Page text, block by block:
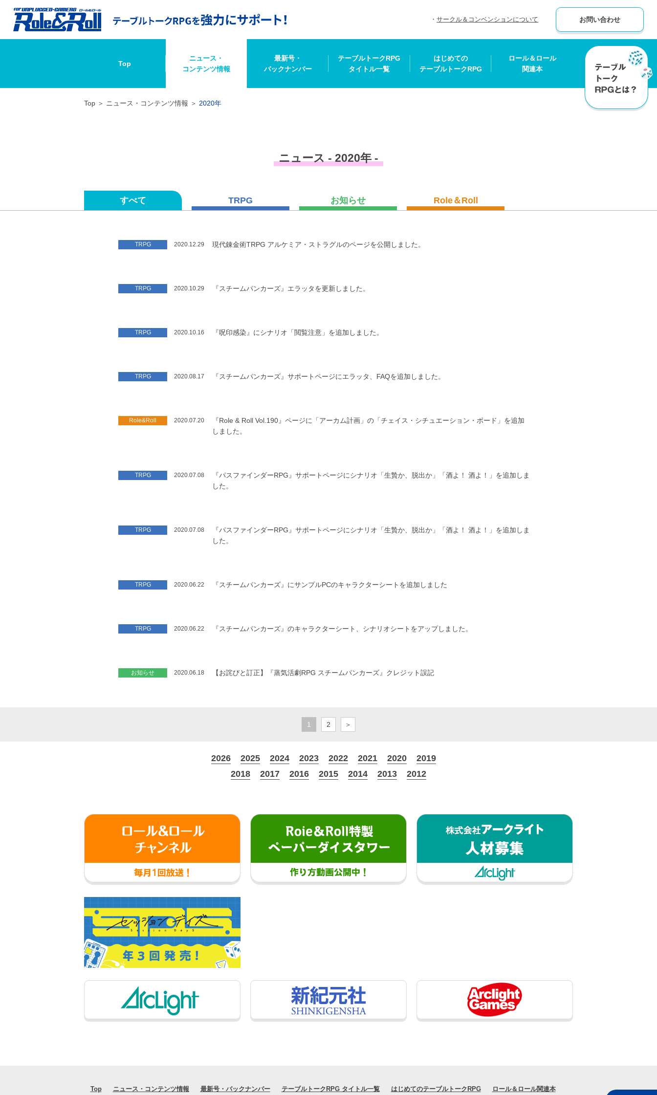
サークル＆コンベンションについて お問い合わせ
Top
ニュース・
コンテンツ情報
最新号・
バックナンバー
テーブルトークRPG
タイトル一覧
はじめての
テーブルトークRPG
ロール＆ロール
関連本
Top ニュース・コンテンツ情報 2020年
ニュース - 2020年 -
すべて TRPG お知らせ Role＆Roll
TRPG 2020.12.29 現代錬金術TRPG アルケミア・ストラグルのページを公開しました。
TRPG 2020.10.29 『スチームパンカーズ』エラッタを更新しました。
TRPG 2020.10.16 『呪印感染』にシナリオ「閲覧注意」を追加しました。
TRPG 2020.08.17 『スチームパンカーズ』サポートページにエラッタ、FAQを追加しました。
Role&Roll 2020.07.20
『Role & Roll Vol.190』ページに「アーカム計画」の「チェイス・シチュエーション・ボード」を追加
しました。
TRPG 2020.07.08
『パスファインダーRPG』サポートページにシナリオ「生贄か、脱出か」「酒よ！ 酒よ！」を追加しま
した。
TRPG 2020.07.08
『パスファインダーRPG』サポートページにシナリオ「生贄か、脱出か」「酒よ！ 酒よ！」を追加しま
した。
TRPG 2020.06.22 『スチームパンカーズ』にサンプルPCのキャラクターシートを追加しました
TRPG 2020.06.22 『スチームパンカーズ』のキャラクターシート、シナリオシートをアップしました。
お知らせ 2020.06.18 【お詫びと訂正】『蒸気活劇RPG スチームパンカーズ』クレジット誤記
1 2 ＞
2026 2025 2024 2023 2022 2021 2020
2019
2018
2017 2016 2015 2014 2013 2012
Top ニュース・コンテンツ情報 最新号・バックナンバー テーブルトークRPG タイトル一覧 はじめてのテーブルトークRPG ロール＆ロール関連本